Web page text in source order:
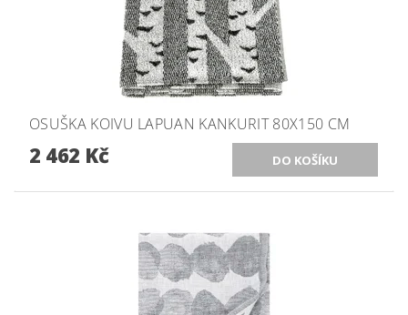
OSUŠKA KOIVU LAPUAN KANKURIT 80X150 CM
2 462 Kč